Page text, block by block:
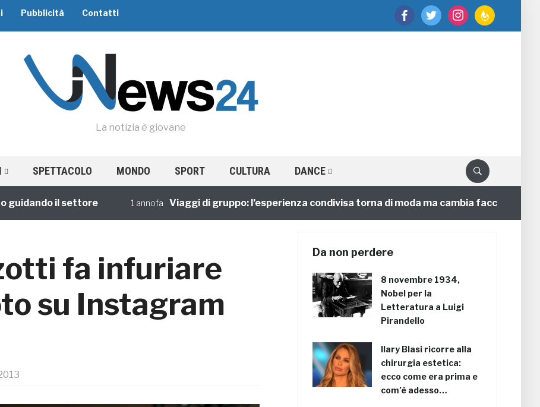
facebooktwitter instagramfeedburner
Pubblicità Contatti
La notizia è giovane
SPETTACOLO MONDO SPORT CULTURA DANCE
il settore 1 annofa Viaggi di gruppo: l’esperienza condivisa torna di moda ma cambia faccia
fa infuriare
su Instagram
Da non perdere
8 novembre 1934,
Nobel per la
Letteratura a Luigi
Pirandello
Ilary Blasi ricorre alla
chirurgia estetica:
ecco come era prima e
com’è adesso…